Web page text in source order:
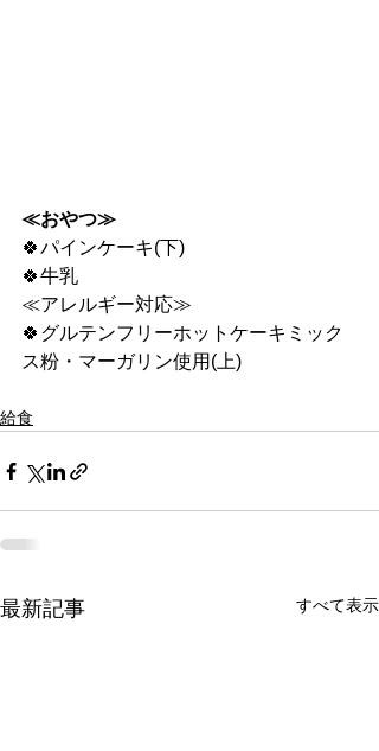
≪おやつ≫
🍀パインケーキ(下)
🍀牛乳
≪アレルギー対応≫
🍀グルテンフリーホットケーキミック
ス粉・マーガリン使用(上)
給食
最新記事 すべて表示